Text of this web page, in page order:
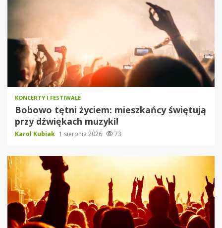
KONCERTY I FESTIWALE
Bobowo tętni życiem: mieszkańcy świętują
przy dźwiękach muzyki!
Karol Kubiak 1 sierpnia 2026 73